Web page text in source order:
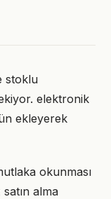
stoklu
elektronik
ekleyerek
okunması
alma